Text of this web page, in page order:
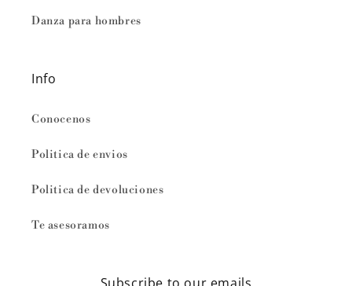
Danza para hombres
Info
Conocenos
Politica de envios
Politica de devoluciones
Te asesoramos